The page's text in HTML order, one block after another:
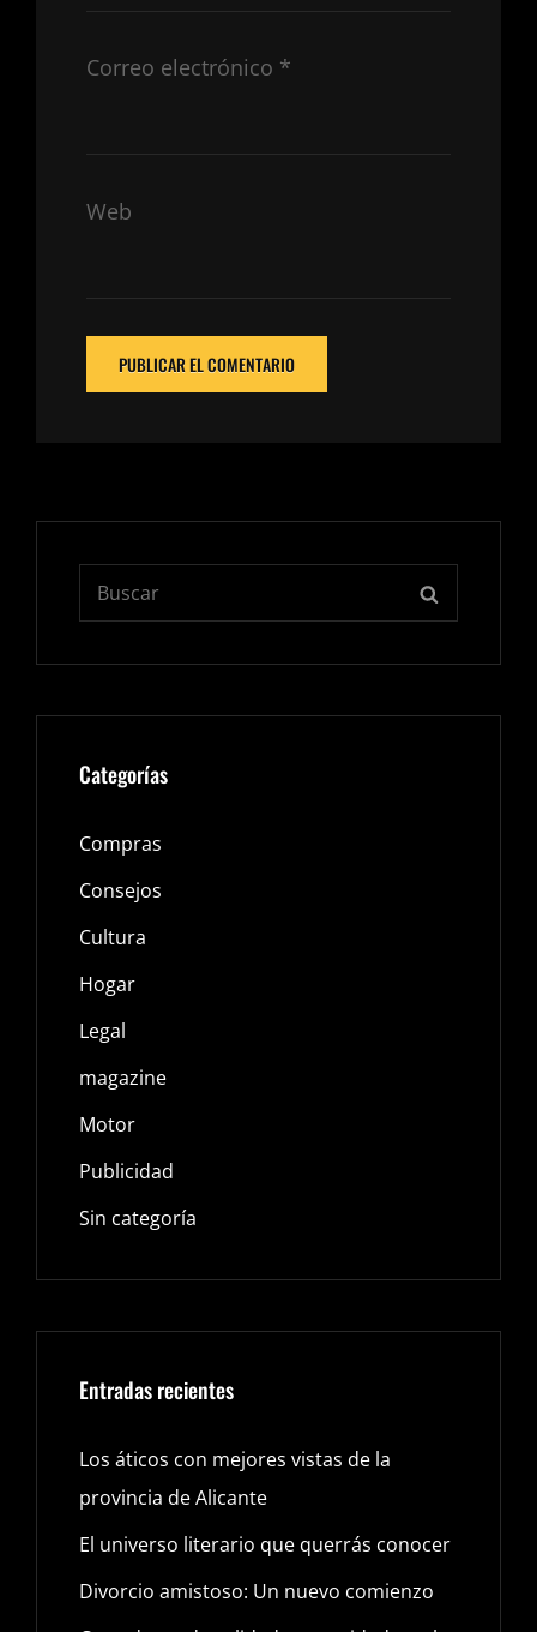
Correo electrónico *
Web
Categorías
Compras
Consejos
Cultura
Hogar
Legal
magazine
Motor
Publicidad
Sin categoría
Entradas recientes
Los áticos con mejores vistas de la
provincia de Alicante
El universo literario que querrás conocer
Divorcio amistoso: Un nuevo comienzo